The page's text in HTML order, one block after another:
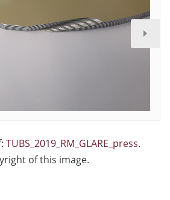
TUBS_2019_RM_GLARE_press.
of this image.